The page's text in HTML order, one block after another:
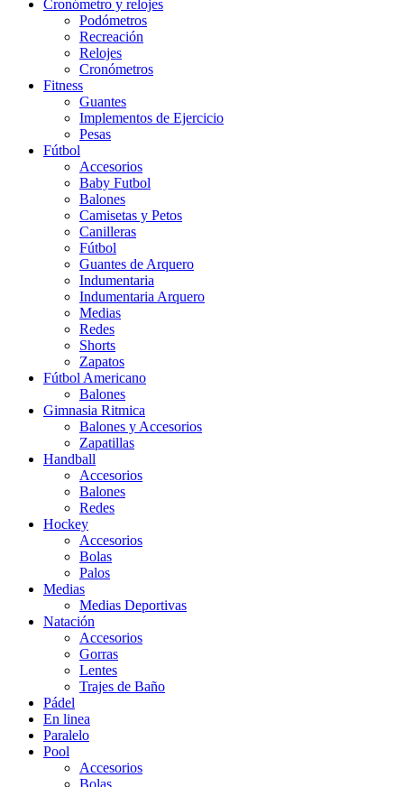
Cronómetro y relojes
Podómetros
Recreación
Relojes
Cronómetros
Fitness
Guantes
Implementos de Ejercicio
Pesas
Fútbol
Accesorios
Baby Futbol
Balones
Camisetas y Petos
Canilleras
Fútbol
Guantes de Arquero
Indumentaria
Indumentaria Arquero
Medias
Redes
Shorts
Zapatos
Fútbol Americano
Balones
Gimnasia Ritmica
Balones y Accesorios
Zapatillas
Handball
Accesorios
Balones
Redes
Hockey
Accesorios
Bolas
Palos
Medias
Medias Deportivas
Natación
Accesorios
Gorras
Lentes
Trajes de Baño
Pádel
En linea
Paralelo
Pool
Accesorios
Bolas